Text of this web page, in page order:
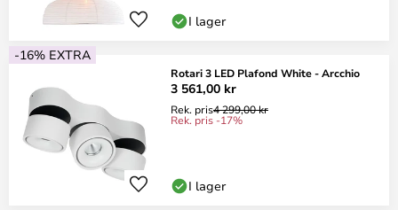
I lager
-16% EXTRA
Rotari 3 LED Plafond White - Arcchio
3 561,00 kr
Rek. pris4 299,00 kr
Rek. pris -17%
I lager